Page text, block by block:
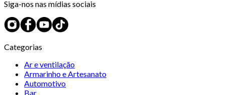
Siga-nos nas mídias sociais
Categorias
Ar e ventilação
Armarinho e Artesanato
Automotivo
Bar